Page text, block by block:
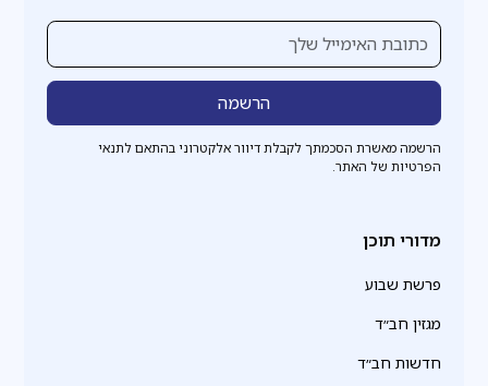
הרשמה מאשרת הסכמתך לקבלת דיוור אלקטרוני בהתאם לתנאי
הפרטיות של האתר.
מדורי תוכן
פרשת שבוע
מגזין חב״ד
חדשות חב״ד